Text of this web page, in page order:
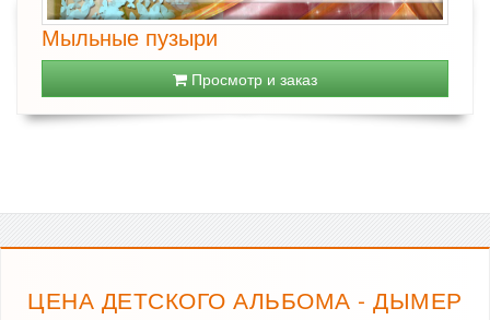
Мыльные пузыри
Просмотр и заказ
ЦЕНА ДЕТСКОГО АЛЬБОМА - ДЫМЕР